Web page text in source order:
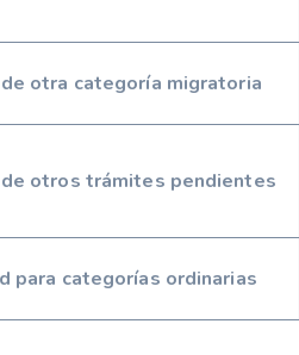
otra categoría migratoria
otros trámites pendientes
para categorías ordinarias